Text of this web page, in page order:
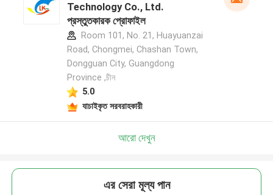
Technology Co., Ltd.
প্রস্তুতকারক প্রোফাইল
Room 101, No. 21, Huayuanzai
Road, Chongmei, Chashan Town,
Dongguan City, Guangdong
Province ,চীন
5.0
যাচাইকৃত সরবরাহকারী
আরো দেখুন
এর সেরা মূল্য পান